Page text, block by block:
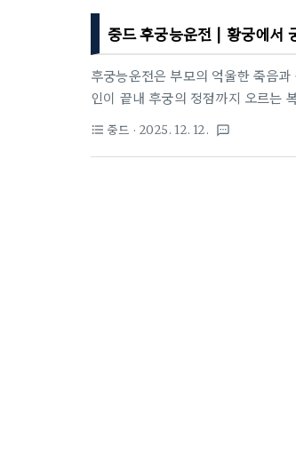
중드 후궁능운전 | 황궁에서
후궁능운전은 부모의 억울한 죽음
인이 끝내 후궁의 정점까지 오르는
궁궐 암투의 틀 안에 있으면서도,
아보게 되는 후궁 숏드라마다.후
凌云传)장르: 고장, 궁중, 드라마,
format_list_bulleted 중드 · 2025. 12. 12. textsms